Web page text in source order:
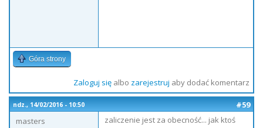
Góra strony
Zaloguj sięalbo zarejestruj aby dodać komentarz
ndz., 14/02/2016 - 10:50
#59
masters
zaliczenie jest za obecność... jak ktoś